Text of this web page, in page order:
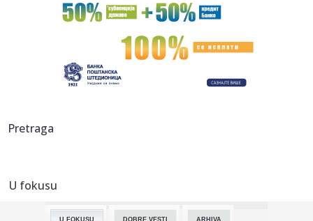
10:59:Na stotine ljudi čekalo Ronalda i Georginu ispred
katedrale: Usl...
CRVENA ZVEZDA JE DETONIRALA BOMBU: Najpotcenjeniji
10:57:Iako pod "vetom", Đokić se dodvorava blokaderima: Na
10:53:
Pretraga
U fokusu
U FOKUSU DOBRE VESTI ARHIVA